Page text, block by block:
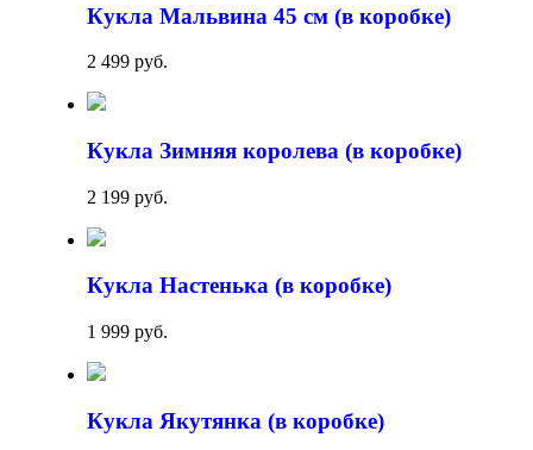
Кукла Мальвина 45 см (в коробке)
2 499 руб.
Кукла Зимняя королева (в коробке)
2 199 руб.
Кукла Настенька (в коробке)
1 999 руб.
Кукла Якутянка (в коробке)